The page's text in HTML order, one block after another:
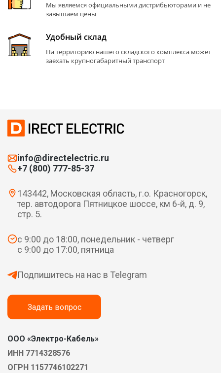
Мы являемся официальными дистрибьюторами и не
завышаем цены
Удобный склад
На территорию нашего складского комплекса может
заехать крупногабаритный транспорт
info@directelectric.ru
+7 (800) 777-85-37
143442, Московская область, г.о. Красногорск,
тер. автодорога Пятницкое шоссе, км 6-й, д. 9,
стр. 5.
с 9:00 до 18:00, понедельник - четверг
с 9:00 до 17:00, пятница
Подпишитесь на нас в Telegram
Задать вопрос
ООО «Электро-Кабель»
ИНН 7714328576
ОГРН 1157746102271